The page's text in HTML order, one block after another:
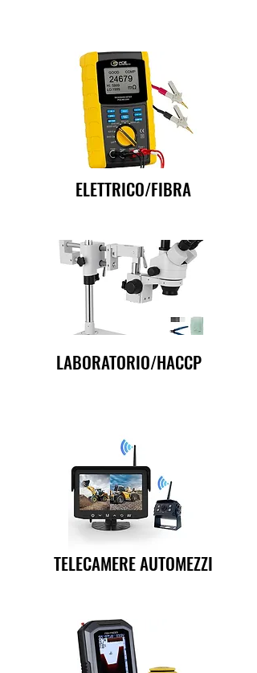
ELETTRICO/FIBRA
LABORATORIO/HACCP
TELECAMERE AUTOMEZZI